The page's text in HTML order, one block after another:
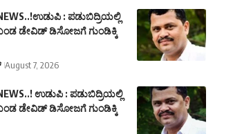
: ಪಡುಬಿದ್ರಿಯಲ್ಲಿ
ಡೇವಿಡ್ ಡಿಸೋಜಗೆ ಗುಂಡಿಕ್ಕಿ
August 7, 2026
ಉಡುಪಿ : ಪಡುಬಿದ್ರಿಯಲ್ಲಿ
ಡೇವಿಡ್ ಡಿಸೋಜಗೆ ಗುಂಡಿಕ್ಕಿ